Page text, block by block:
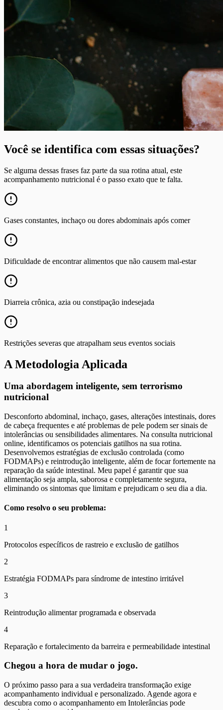
Você se identifica com essas situações?
Se alguma dessas frases faz parte da sua rotina atual, este
acompanhamento nutricional é o passo exato que te falta.
Gases constantes, inchaço ou dores abdominais após comer
Dificuldade de encontrar alimentos que não causem mal-estar
Diarreia crônica, azia ou constipação indesejada
Restrições severas que atrapalham seus eventos sociais
A Metodologia Aplicada
Uma abordagem inteligente, sem terrorismo
nutricional
Desconforto abdominal, inchaço, gases, alterações intestinais, dores
de cabeça frequentes e até problemas de pele podem ser sinais de
intolerâncias ou sensibilidades alimentares. Na consulta nutricional
online, identificamos os potenciais gatilhos na sua rotina.
Desenvolvemos estratégias de exclusão controlada (como
FODMAPs) e reintrodução inteligente, além de focar fortemente na
reparação da saúde intestinal. Meu papel é garantir que sua
alimentação seja ampla, saborosa e completamente segura,
eliminando os sintomas que limitam e prejudicam o seu dia a dia.
Como resolvo o seu problema:
1
Protocolos específicos de rastreio e exclusão de gatilhos
2
Estratégia FODMAPs para síndrome de intestino irritável
3
Reintrodução alimentar programada e observada
4
Reparação e fortalecimento da barreira e permeabilidade intestinal
Chegou a hora de mudar o jogo.
O próximo passo para a sua verdadeira transformação exige
acompanhamento individual e personalizado. Agende agora e
descubra como o acompanhamento em Intolerâncias pode